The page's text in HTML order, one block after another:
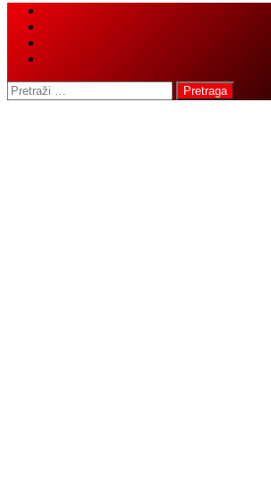
Facebook
Twitter
LinkedIn
WhatsApp
Viber
Back
button
Close
Pretraga: